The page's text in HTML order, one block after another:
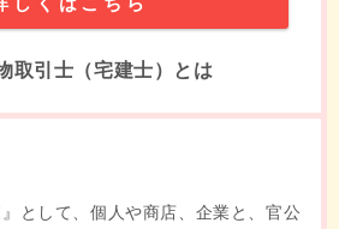
取引士（宅建士）とは
』として、個人や商店、企業と、官公